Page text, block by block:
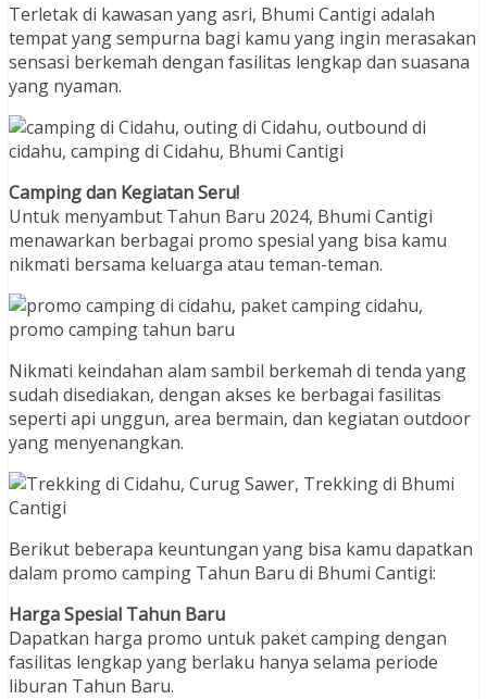
Terletak di kawasan yang asri, Bhumi Cantigi adalah
tempat yang sempurna bagi kamu yang ingin merasakan
sensasi berkemah dengan fasilitas lengkap dan suasana
yang nyaman.
Camping dan Kegiatan Seru!
Untuk menyambut Tahun Baru 2024, Bhumi Cantigi
menawarkan berbagai promo spesial yang bisa kamu
nikmati bersama keluarga atau teman-teman.
Nikmati keindahan alam sambil berkemah di tenda yang
sudah disediakan, dengan akses ke berbagai fasilitas
seperti api unggun, area bermain, dan kegiatan outdoor
yang menyenangkan.
Berikut beberapa keuntungan yang bisa kamu dapatkan
dalam promo camping Tahun Baru di Bhumi Cantigi:
Harga Spesial Tahun Baru
Dapatkan harga promo untuk paket camping dengan
fasilitas lengkap yang berlaku hanya selama periode
liburan Tahun Baru.